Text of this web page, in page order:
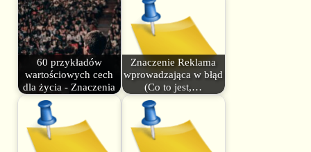
60 przykładów
wartościowych cech
dla życia - Znaczenia
Znaczenie Reklama
wprowadzająca w błąd
(Co to jest,…